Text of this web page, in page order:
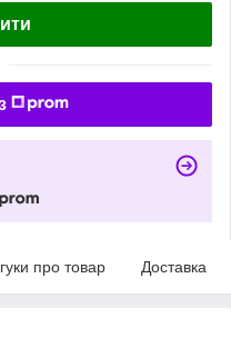
про товар Доставка